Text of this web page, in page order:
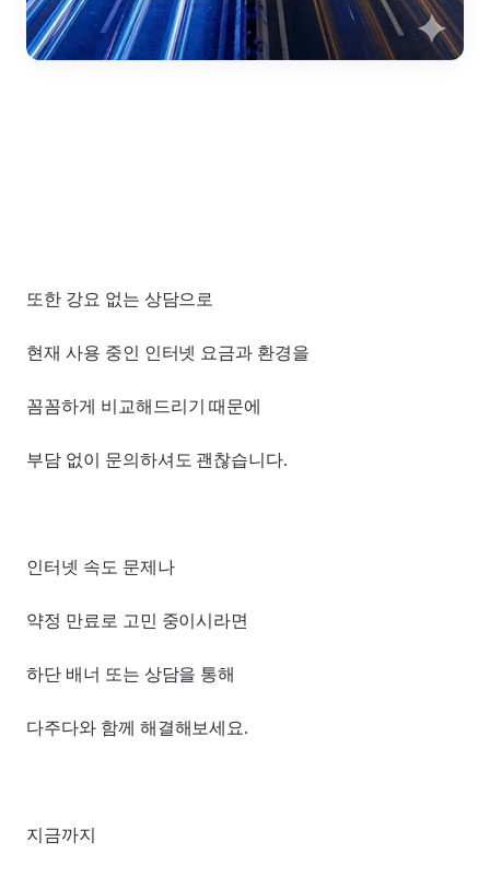
또한 강요 없는 상담으로
현재 사용 중인 인터넷 요금과 환경을
꼼꼼하게 비교해드리기 때문에
부담 없이 문의하셔도 괜찮습니다.
인터넷 속도 문제나
약정 만료로 고민 중이시라면
하단 배너 또는 상담을 통해
다주다와 함께 해결해보세요.
지금까지